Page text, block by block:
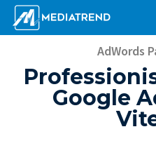
AdWords
Google